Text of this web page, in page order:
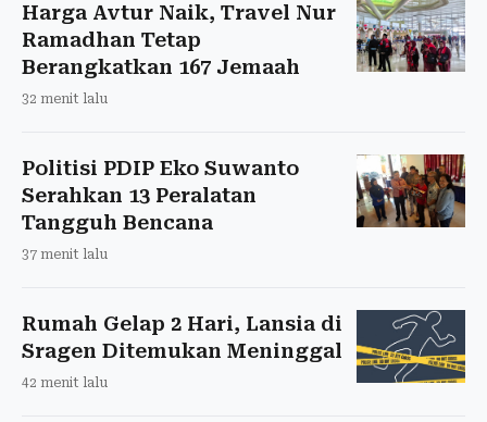
Harga Avtur Naik, Travel Nur
Ramadhan Tetap
Berangkatkan 167 Jemaah
32 menit lalu
Politisi PDIP Eko Suwanto
Serahkan 13 Peralatan
Tangguh Bencana
37 menit lalu
Rumah Gelap 2 Hari, Lansia di
Sragen Ditemukan Meninggal
42 menit lalu